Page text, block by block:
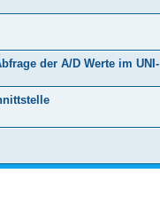
der A/D Werte im UNI-